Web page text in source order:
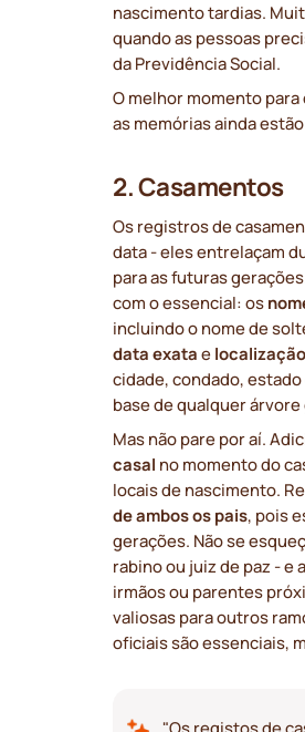
nascimento tardias.
quando as pessoas
da Previdência Social.
O melhor momento
as memórias ainda
2. Casamentos
Os registros de
data - eles entrelaçam
para as futuras
com o essencial: os
incluindo o nome de
data exata e
cidade, condado,
base de qualquer
Mas não pare por aí.
casal no momento do
locais de nascimento.
de ambos os pais, pois
gerações. Não se
rabino ou juiz de paz - e
irmãos ou parentes
valiosas para outros
oficiais são essenciais,
"Os registos de